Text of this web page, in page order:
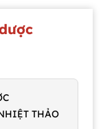
THẢO